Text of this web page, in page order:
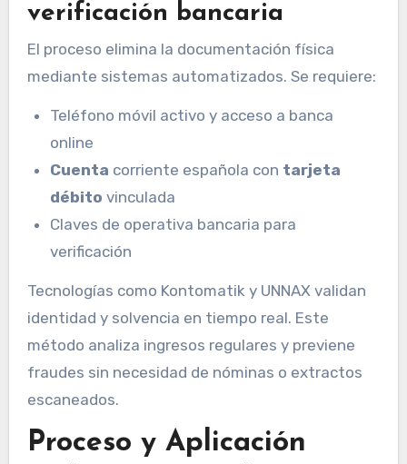
verificación bancaria
El proceso elimina la documentación física
mediante sistemas automatizados. Se requiere:
Teléfono móvil activo y acceso a banca
online
Cuenta corriente española con tarjeta
débito vinculada
Claves de operativa bancaria para
verificación
Tecnologías como Kontomatik y UNNAX validan
identidad y solvencia en tiempo real. Este
método analiza ingresos regulares y previene
fraudes sin necesidad de nóminas o extractos
escaneados.
Proceso y Aplicación